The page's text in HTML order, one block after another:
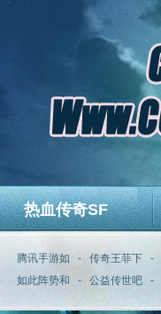
热血传奇SF
腾讯手游如 - 传奇王菲下 -
如此阵势和
- 公益传世吧 -